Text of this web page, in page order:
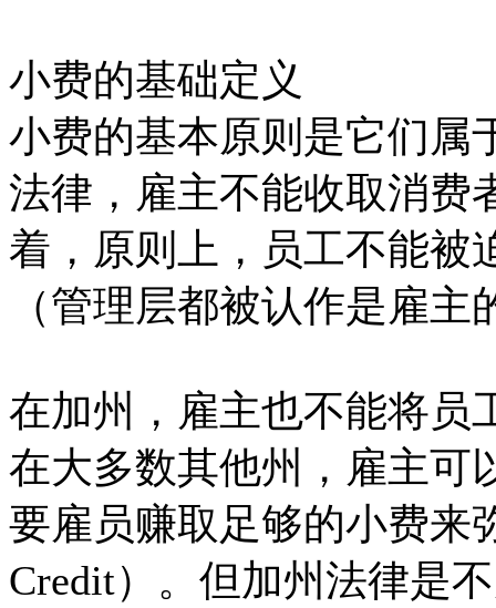
小费的基础定义
小费的基本原则是它们属
法律，雇主不能收取消费
着，原则上，员工不能被
（管理层都被认作是雇
在加州，雇主也不能将员
在大多数其他州，雇主可
要雇员赚取足够的小费来
Credit）。但加州法律是